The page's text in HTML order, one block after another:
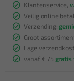
Klantenservice,
Veilig online
Verzending:
Groot
Lage
vanaf € 75 gratis